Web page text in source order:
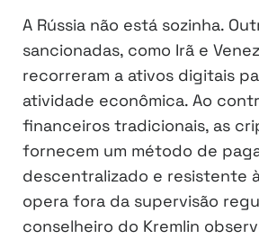
A Rússia não está sozinha.
sancionadas, como Irã e
recorreram a ativos digitais
atividade econômica. Ao
financeiros tradicionais, as
fornecem um método de
descentralizado e resistente
opera fora da supervisão
conselheiro do Kremlin